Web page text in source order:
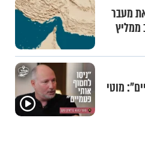
מה הסיכוי להתחתן בגיל 37?
אכזבות